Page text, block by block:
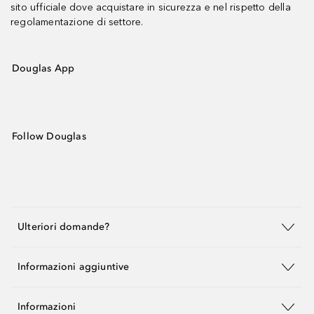
sito ufficiale dove acquistare in sicurezza e nel rispetto della
regolamentazione di settore.
Douglas App
Follow Douglas
Ulteriori domande?
Informazioni aggiuntive
Informazioni